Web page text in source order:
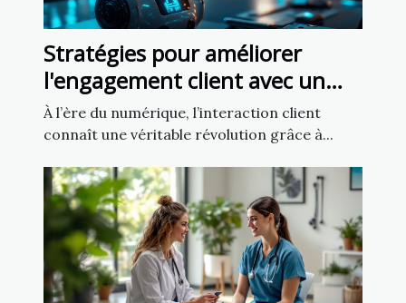
Stratégies pour améliorer
l'engagement client avec un
chatbot IA
À l’ère du numérique, l’interaction client
connaît une véritable révolution grâce à...